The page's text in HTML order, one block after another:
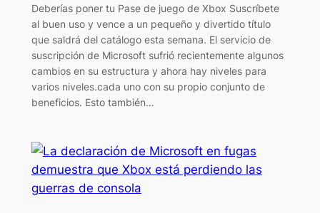
Deberías poner tu Pase de juego de Xbox Suscríbete
al buen uso y vence a un pequeño y divertido título
que saldrá del catálogo esta semana. El servicio de
suscripción de Microsoft sufrió recientemente algunos
cambios en su estructura y ahora hay niveles para
varios niveles.cada uno con su propio conjunto de
beneficios. Esto también…